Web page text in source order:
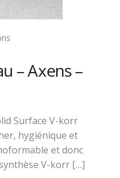
– Axens –
Surface V-korr
hygiénique et
et donc
V-korr […]